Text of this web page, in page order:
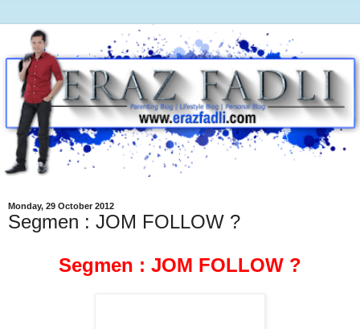
Monday, 29 October 2012
Segmen : JOM FOLLOW ?
Segmen : JOM FOLLOW ?